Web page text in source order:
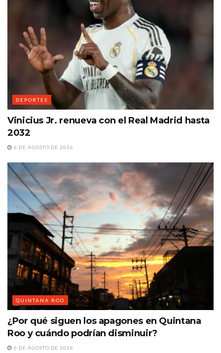
DEPORTES
Vinicius Jr. renueva con el Real Madrid hasta
2032
6 DE AGOSTO DE 2026
QUINTANA ROO
¿Por qué siguen los apagones en Quintana
Roo y cuándo podrían disminuir?
6 DE AGOSTO DE 2026